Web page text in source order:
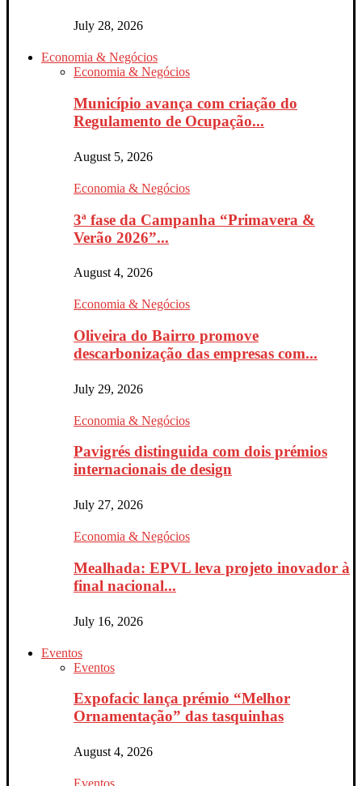
July 28, 2026
Economia & Negócios
Economia & Negócios
Município avança com criação do
Regulamento de Ocupação...
August 5, 2026
Economia & Negócios
3ª fase da Campanha “Primavera &
Verão 2026”...
August 4, 2026
Economia & Negócios
Oliveira do Bairro promove
descarbonização das empresas com...
July 29, 2026
Economia & Negócios
Pavigrés distinguida com dois prémios
internacionais de design
July 27, 2026
Economia & Negócios
Mealhada: EPVL leva projeto inovador à
final nacional...
July 16, 2026
Eventos
Eventos
Expofacic lança prémio “Melhor
Ornamentação” das tasquinhas
August 4, 2026
Eventos